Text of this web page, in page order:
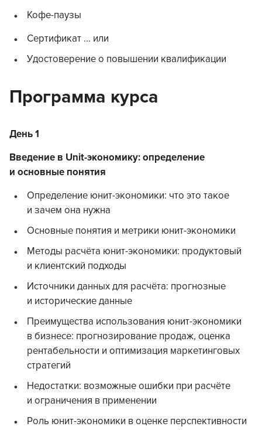
Кофе-паузы
Сертификат ... или
Удостоверение о повышении квалификации
Программа курса
День 1
Введение в Unit-экономику: определение
и основные понятия
Определение юнит-экономики: что это такое
и зачем она нужна
Основные понятия и метрики юнит-экономики
Методы расчёта юнит-экономики: продуктовый
и клиентский подходы
Источники данных для расчёта: прогнозные
и исторические данные
Преимущества использования юнит-экономики
в бизнесе: прогнозирование продаж, оценка
рентабельности и оптимизация маркетинговых
стратегий
Недостатки: возможные ошибки при расчёте
и ограничения в применении
Роль юнит-экономики в оценке перспективности